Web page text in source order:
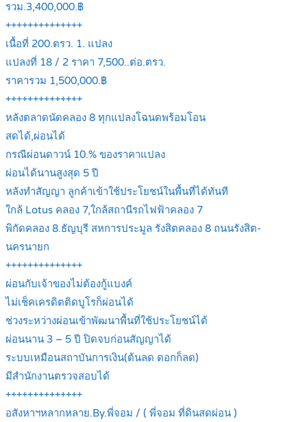
รวม.3,400,000.฿
++++++++++++++
เนื้อที่ 200.ตรว. 1. แปลง
แปลงที่ 18 / 2 ราคา 7,500..ต่อ.ตรว.
ราคารวม 1,500,000.฿
++++++++++++++
หลังตลาดนัดคลอง 8 ทุกแปลงโฉนดพร้อมโอน
สดได้,ผ่อนได้
กรณีผ่อนดาวน์ 10.% ของราคาแปลง
ผ่อนได้นานสูงสุด 5 ปี
หลังทำสัญญา ลูกค้าเข้าใช้ประโยชน์ในพื้นที่ได้ทันที
ใกล้ Lotus คลอง 7,ใกล้สถานีรถไฟฟ้าคลอง 7
พิกัดคลอง 8.ธัญบุรี สหการประมูล รังสิตคลอง 8 ถนนรังสิต-
นครนายก
++++++++++++++
ผ่อนกับเจ้าของไม่ต้องกู้แบงค์
ไม่เช็คเครดิตติดบูโรก็ผ่อนได้
ช่วงระหว่างผ่อนเข้าพัฒนาพื้นที่ใช้ประโยชน์ได้
ผ่อนนาน 3 – 5 ปี ปิดจบก่อนสัญญาได้
ระบบเหมือนสถาบันการเงิน(ต้นลด ดอกก็ลด)
มีสำนักงานตรวจสอบได้
++++++++++++++
อสังหาฯหลากหลาย.By.พี่จอม / ( พี่จอม ที่ดินสดผ่อน )